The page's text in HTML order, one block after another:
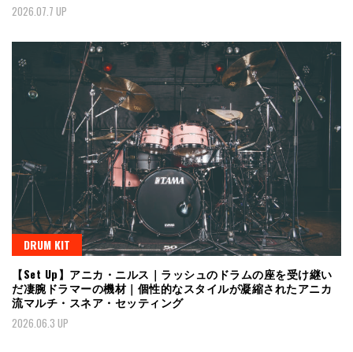
2026.07.7 UP
DRUM KIT
【Set Up】アニカ・ニルス｜ラッシュのドラムの座を受け継い
だ凄腕ドラマーの機材｜個性的なスタイルが凝縮されたアニカ
流マルチ・スネア・セッティング
2026.06.3 UP